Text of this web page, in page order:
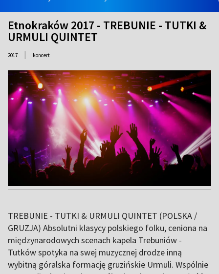
Etnokraków 2017 - TREBUNIE - TUTKI &
URMULI QUINTET
2017 | koncert
TREBUNIE - TUTKI & URMULI QUINTET (POLSKA /
GRUZJA) Absolutni klasycy polskiego folku, ceniona na
międzynarodowych scenach kapela Trebuniów -
Tutków spotyka na swej muzycznej drodze inną
wybitną góralska formację gruzińskie Urmuli. Wspólnie